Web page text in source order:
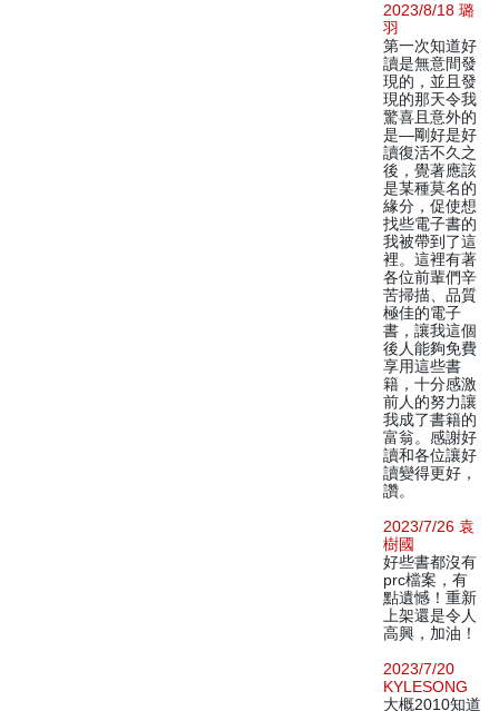
2023/8/18 璐
羽
第一次知道好
讀是無意間發
現的，並且發
現的那天令我
驚喜且意外的
是—剛好是好
讀復活不久之
後，覺著應該
是某種莫名的
緣分，促使想
找些電子書的
我被帶到了這
裡。這裡有著
各位前輩們辛
苦掃描、品質
極佳的電子
書，讓我這個
後人能夠免費
享用這些書
籍，十分感激
前人的努力讓
我成了書籍的
富翁。感謝好
讀和各位讓好
讀變得更好，
讚。
2023/7/26 袁
樹國
好些書都沒有
prc檔案，有
點遺憾！重新
上架還是令人
高興，加油！
2023/7/20
KYLESONG
大概2010知道